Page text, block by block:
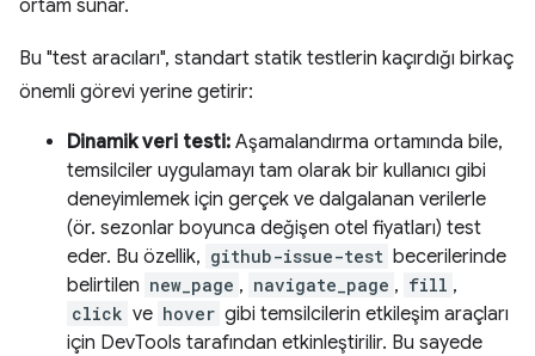
ortam sunar.
Bu "test aracıları", standart statik testlerin kaçırdığı birkaç
önemli görevi yerine getirir:
Dinamik veri testi: Aşamalandırma ortamında bile,
temsilciler uygulamayı tam olarak bir kullanıcı gibi
deneyimlemek için gerçek ve dalgalanan verilerle
(ör. sezonlar boyunca değişen otel fiyatları) test
eder. Bu özellik, github-issue-test becerilerinde
belirtilen new_page , navigate_page , fill ,
click ve hover gibi temsilcilerin etkileşim araçları
için DevTools tarafından etkinleştirilir. Bu sayede